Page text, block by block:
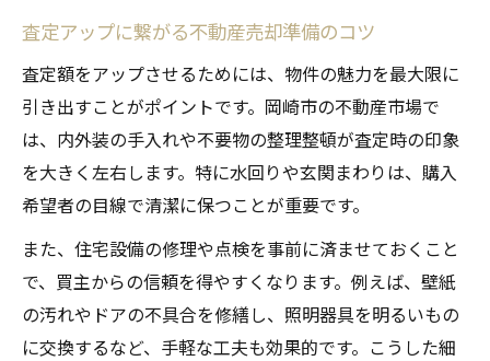
査定アップに繋がる不動産売却準備のコツ
査定額をアップさせるためには、物件の魅力を最大限に
引き出すことがポイントです。岡崎市の不動産市場で
は、内外装の手入れや不要物の整理整頓が査定時の印象
を大きく左右します。特に水回りや玄関まわりは、購入
希望者の目線で清潔に保つことが重要です。
また、住宅設備の修理や点検を事前に済ませておくこと
で、買主からの信頼を得やすくなります。例えば、壁紙
の汚れやドアの不具合を修繕し、照明器具を明るいもの
に交換するなど、手軽な工夫も効果的です。こうした細